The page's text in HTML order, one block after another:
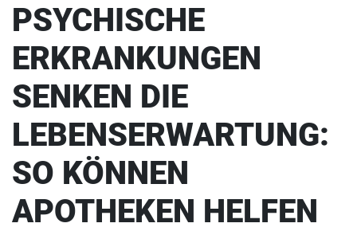
PSYCHISCHE
ERKRANKUNGEN
SENKEN DIE
LEBENSERWARTUNG:
SO KÖNNEN
APOTHEKEN HELFEN